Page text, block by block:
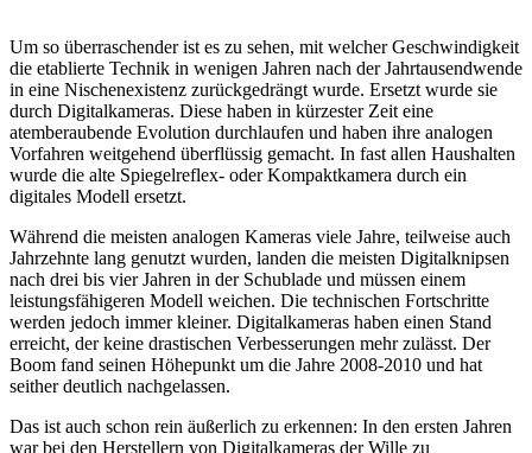
Um so überraschender ist es zu sehen, mit welcher Geschwindigkeit
die etablierte Technik in wenigen Jahren nach der Jahrtausendwende
in eine Nischenexistenz zurückgedrängt wurde. Ersetzt wurde sie
durch Digitalkameras. Diese haben in kürzester Zeit eine
atemberaubende Evolution durchlaufen und haben ihre analogen
Vorfahren weitgehend überflüssig gemacht. In fast allen Haushalten
wurde die alte Spiegelreflex- oder Kompaktkamera durch ein
digitales Modell ersetzt.
Während die meisten analogen Kameras viele Jahre, teilweise auch
Jahrzehnte lang genutzt wurden, landen die meisten Digitalknipsen
nach drei bis vier Jahren in der Schublade und müssen einem
leistungsfähigeren Modell weichen. Die technischen Fortschritte
werden jedoch immer kleiner. Digitalkameras haben einen Stand
erreicht, der keine drastischen Verbesserungen mehr zulässt. Der
Boom fand seinen Höhepunkt um die Jahre 2008-2010 und hat
seither deutlich nachgelassen.
Das ist auch schon rein äußerlich zu erkennen: In den ersten Jahren
war bei den Herstellern von Digitalkameras der Wille zu